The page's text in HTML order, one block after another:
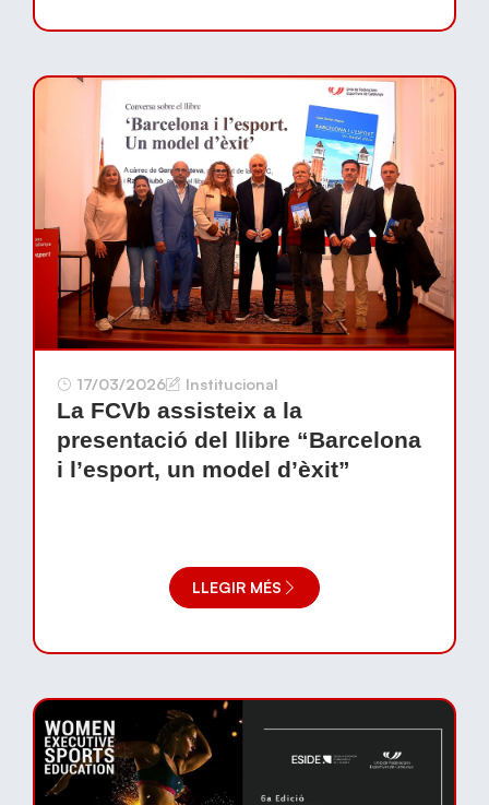
17/03/2026 Institucional
La FCVb assisteix a la
presentació del llibre “Barcelona
i l’esport, un model d’èxit”
LLEGIR MÉS